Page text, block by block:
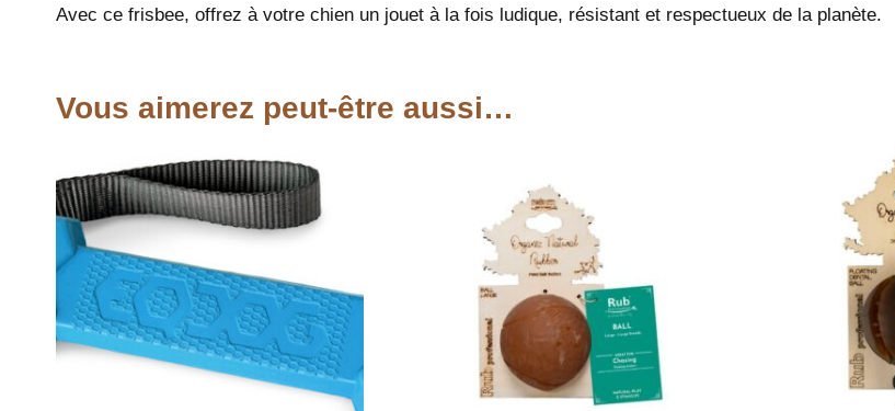
Avec ce frisbee, offrez à votre chien un jouet à la fois ludique, résistant et respectueux de la planète.
Vous aimerez peut-être aussi…